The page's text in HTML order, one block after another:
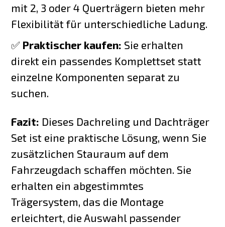
mit 2, 3 oder 4 Querträgern bieten mehr
Flexibilität für unterschiedliche Ladung.
✅ Praktischer kaufen: Sie erhalten
direkt ein passendes Komplettset statt
einzelne Komponenten separat zu
suchen.
Fazit: Dieses Dachreling und Dachträger
Set ist eine praktische Lösung, wenn Sie
zusätzlichen Stauraum auf dem
Fahrzeugdach schaffen möchten. Sie
erhalten ein abgestimmtes
Trägersystem, das die Montage
erleichtert, die Auswahl passender